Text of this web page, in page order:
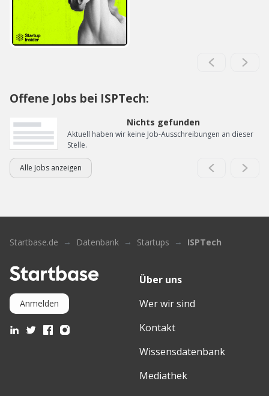
Offene Jobs bei ISPTech:
Nichts gefunden
Aktuell haben wir keine Job-Ausschreibungen an dieser
Stelle.
Alle Jobs anzeigen
Startbase.de Datenbank Startups ISPTech
Anmelden
Über uns
Wer wir sind
Kontakt
Wissensdatenbank
Mediathek